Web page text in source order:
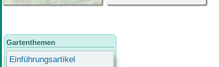
Gartenthemen
Einführungsartikel